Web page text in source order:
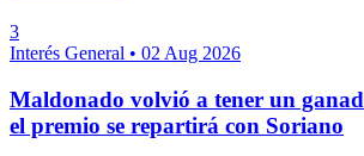
3
Interés General • 02 Aug 2026
Maldonado volvió a tener un
el premio se repartirá con Soriano